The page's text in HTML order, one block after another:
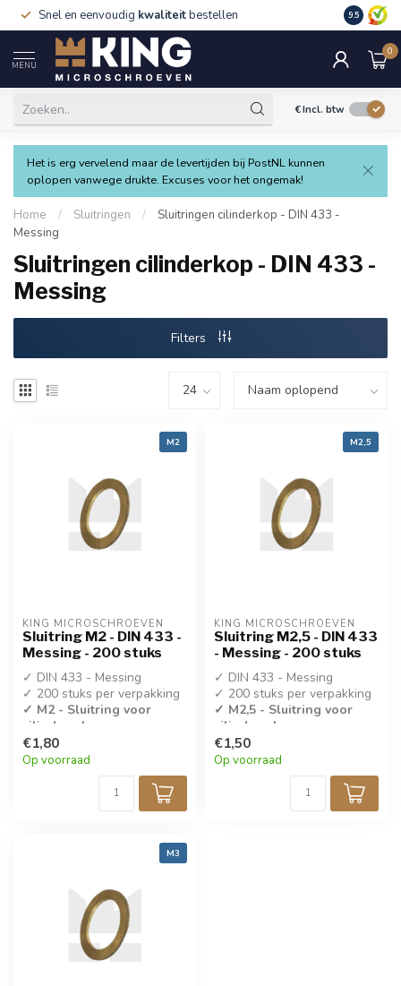
Snel en eenvoudig kwaliteitbestellen 9.5
MENU
0
€Incl. btw
Het is erg vervelend maar de levertijden bij PostNL kunnen
oplopen vanwege drukte. Excuses voor het ongemak!
Home / Sluitringen /
Sluitringen cilinderkop - DIN 433 -
Messing
Sluitringen cilinderkop - DIN 433 -
Messing
Filters
M2
KING MICROSCHROEVEN
Sluitring M2 - DIN 433 -
Messing - 200 stuks
✓ DIN 433 - Messing
✓ 200 stuks per verpakking
✓ M2 - Sluitring voor
cilinderschroeven
€1,80
Op voorraad
M2,5
KING MICROSCHROEVEN
Sluitring M2,5 - DIN 433
- Messing - 200 stuks
✓ DIN 433 - Messing
✓ 200 stuks per verpakking
✓ M2,5 - Sluitring voor
cilinderschroeven
€1,50
Op voorraad
M3